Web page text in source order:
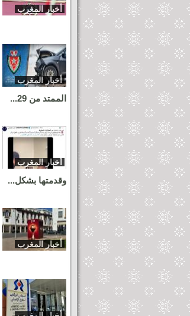
أخبار المغرب
أخبار المغرب
الممتد من 29...
أخبار المغرب
وقدمتها بشكل...
أخبار المغرب